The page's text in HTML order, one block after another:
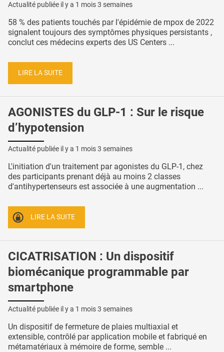
Actualité publiée il y a 1 mois 3 semaines
58 % des patients touchés par l'épidémie de mpox de 2022
signalent toujours des symptômes physiques persistants ,
conclut ces médecins experts des US Centers ...
LIRE LA SUITE
AGONISTES du GLP-1 : Sur le risque
d’hypotension
Actualité publiée il y a 1 mois 3 semaines
L'initiation d'un traitement par agonistes du GLP-1, chez
des participants prenant déjà au moins 2 classes
d'antihypertenseurs est associée à une augmentation ...
LIRE LA SUITE
CICATRISATION : Un dispositif
biomécanique programmable par
smartphone
Actualité publiée il y a 1 mois 3 semaines
Un dispositif de fermeture de plaies multiaxial et
extensible, contrôlé par application mobile et fabriqué en
métamatériaux à mémoire de forme, semble ...